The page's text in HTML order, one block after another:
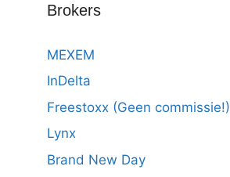
Brokers
MEXEM
InDelta
Freestoxx (Geen commissie!)
Lynx
Brand New Day